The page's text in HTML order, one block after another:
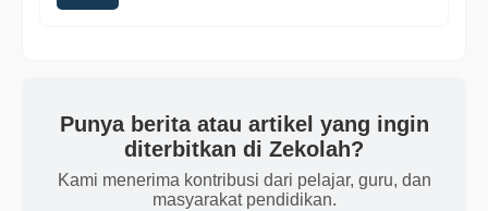
Punya berita atau artikel yang ingin
diterbitkan di Zekolah?
Kami menerima kontribusi dari pelajar, guru, dan
masyarakat pendidikan.